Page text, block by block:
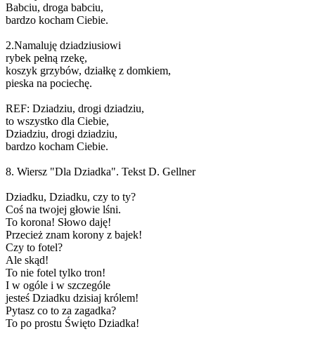
Babciu, droga babciu,
bardzo kocham Ciebie.
2.Namaluję dziadziusiowi
rybek pełną rzekę,
koszyk grzybów, działkę z domkiem,
pieska na pociechę.
REF: Dziadziu, drogi dziadziu,
to wszystko dla Ciebie,
Dziadziu, drogi dziadziu,
bardzo kocham Ciebie.
8. Wiersz "Dla Dziadka". Tekst D. Gellner
Dziadku, Dziadku, czy to ty?
Coś na twojej głowie lśni.
To korona! Słowo daję!
Przecież znam korony z bajek!
Czy to fotel?
Ale skąd!
To nie fotel tylko tron!
I w ogóle i w szczególe
jesteś Dziadku dzisiaj królem!
Pytasz co to za zagadka?
To po prostu Święto Dziadka!